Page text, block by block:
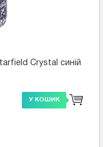
Crystal синій
У КОШИК